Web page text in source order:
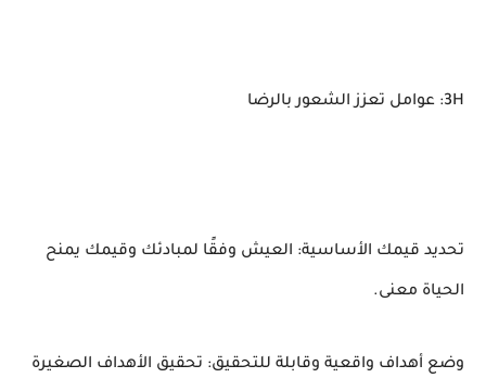
3H: عوامل تعزز الشعور بالرضا
تحديد قيمك الأساسية: العيش وفقًا لمبادئك وقيمك يمنح
الحياة معنى.
وضع أهداف واقعية وقابلة للتحقيق: تحقيق الأهداف الصغيرة